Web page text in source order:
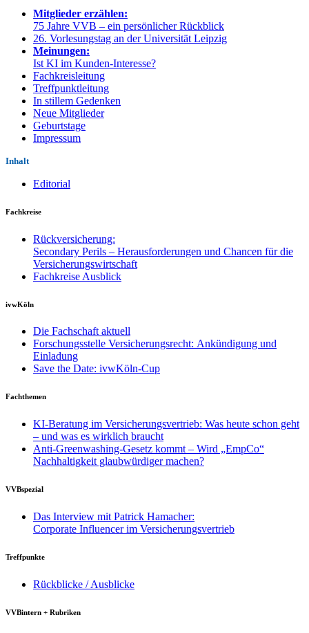
Mitglieder erzählen:
75 Jahre VVB – ein persönlicher Rückblick
26. Vorlesungstag an der Universität Leipzig
Meinungen:
Ist KI im Kunden-Interesse?
Fachkreisleitung
Treffpunktleitung
In stillem Gedenken
Neue Mitglieder
Geburtstage
Impressum
Inhalt
Editorial
Fachkreise
Rückversicherung:
Secondary Perils – Herausforderungen und Chancen für die
Versicherungswirtschaft
Fachkreise Ausblick
ivwKöln
Die Fachschaft aktuell
Forschungsstelle Versicherungsrecht: Ankündigung und
Einladung
Save the Date: ivwKöln-Cup
Fachthemen
KI-Beratung im Versicherungsvertrieb: Was heute schon geht
– und was es wirklich braucht
Anti-Greenwashing-Gesetz kommt – Wird „EmpCo“
Nachhaltigkeit glaubwürdiger machen?
VVBspezial
Das Interview mit Patrick Hamacher:
Corporate Influencer im Versicherungsvertrieb
Treffpunkte
Rückblicke / Ausblicke
VVBintern + Rubriken